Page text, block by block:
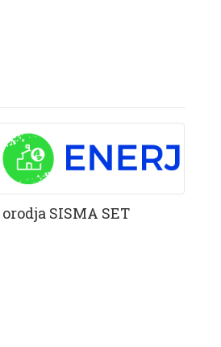
SISMA SET